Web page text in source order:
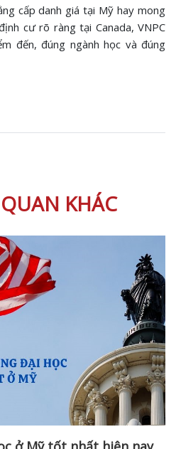
cấp danh giá tại Mỹ hay mong
cư rõ ràng tại Canada, VNPC
đến, đúng ngành học và đúng
KHÁC